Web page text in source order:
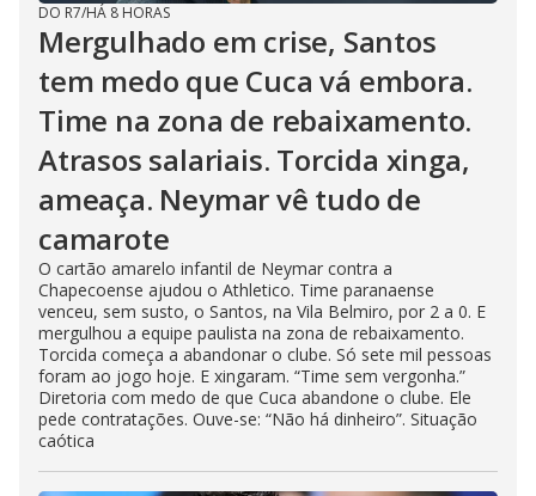
DO R7/HÁ 8 HORAS
Mergulhado em crise, Santos
tem medo que Cuca vá embora.
Time na zona de rebaixamento.
Atrasos salariais. Torcida xinga,
ameaça. Neymar vê tudo de
camarote
O cartão amarelo infantil de Neymar contra a
Chapecoense ajudou o Athletico. Time paranaense
venceu, sem susto, o Santos, na Vila Belmiro, por 2 a 0. E
mergulhou a equipe paulista na zona de rebaixamento.
Torcida começa a abandonar o clube. Só sete mil pessoas
foram ao jogo hoje. E xingaram. “Time sem vergonha.”
Diretoria com medo de que Cuca abandone o clube. Ele
pede contratações. Ouve-se: “Não há dinheiro”. Situação
caótica